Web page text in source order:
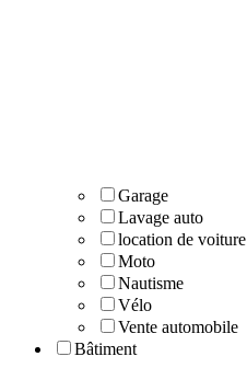
Garage
Lavage auto
location de voiture
Moto
Nautisme
Vélo
Vente automobile
Bâtiment